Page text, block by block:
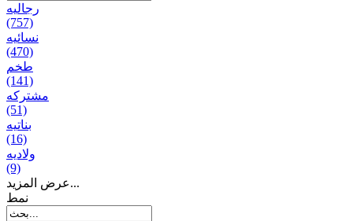
رجالیه
(757)
نسائیه
(470)
طخم
(141)
مشتركه
(51)
بناتیه
(16)
ولادیه
(9)
عرض المزيد...
نمط